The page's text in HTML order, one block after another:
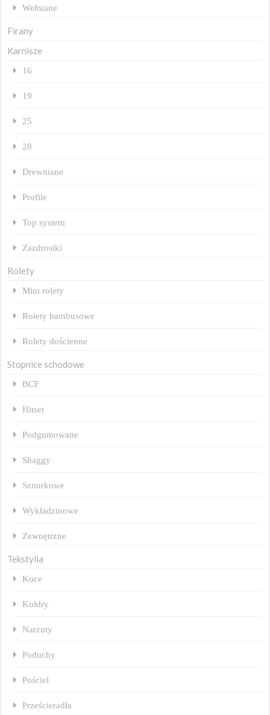
Wełniane
Firany
Karnisze
16
19
25
28
Drewniane
Profile
Top system
Zazdrostki
Rolety
Mini rolety
Rolety bambusowe
Rolety dościenne
Stopnice schodowe
BCF
Hitset
Podgumowane
Shaggy
Sznurkowe
Wykładzinowe
Zewnętrzne
Tekstylia
Koce
Kołdry
Narzuty
Poduchy
Pościel
Prześcieradła